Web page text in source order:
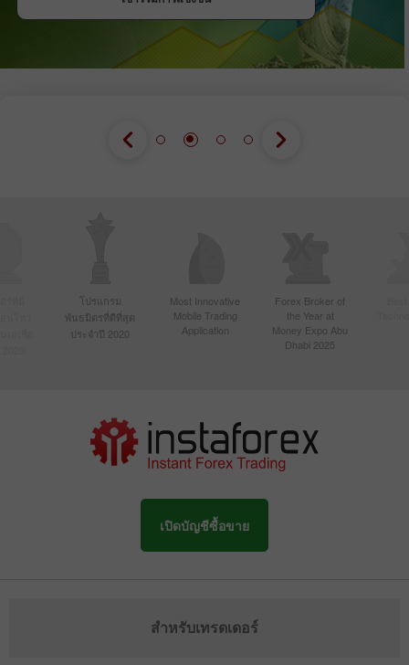
โปรแกรม
พันธมิตรที่ดีที่สุด
ประจำปี 2020
Most Innovative
Mobile Trading
Application
Forex Broker of
the Year at
Money Expo Abu
Dhabi 2025
เปิดบัญชีซื้อขาย
สำหรับเทรดเดอร์